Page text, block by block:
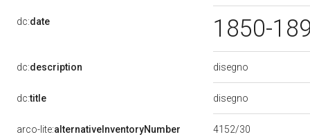
dc:date 1850-
dc:description disegno
dc:title disegno
arco-lite:alternativeInventoryNumber 4152/30